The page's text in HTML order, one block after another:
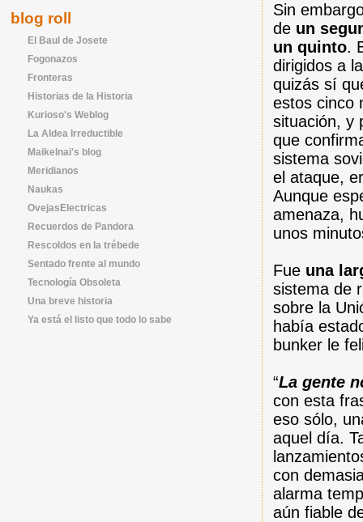
Sin
de un
un quinto.
dirigidos a
quizás sí
estos cinco
situación, y
que
sistema
el ataque,
Aunque
amenaza,
unos
Fue una
sistema de
sobre la
había
bunker le
“La gente
con esta
eso sólo,
aquel día.
con
alarma
aún fiable
blog roll
El Baul de Josete
Fogonazos
Fronteras
Historias de la Historia
Kurioso's Weblog
La Aldea Irreductible
Maikelnai's blog
Meridianos
Naukas
OvejasElectricas
Recuerdos de Pandora
Rescoldos en la trébede
Sentado frente al mundo
Tecnología Obsoleta
Una breve historia
Ya está el listo que todo lo sabe